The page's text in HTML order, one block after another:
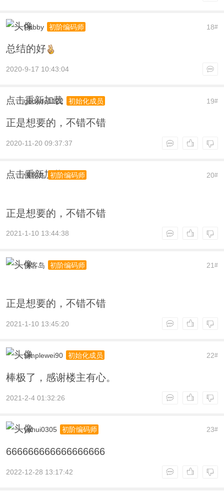
18#
Pobby 初阶编码师
总结的好
2020-9-17 10:43:04
点击重新加载 19#
gododo1122 初始化成员
正是想要的，不错不错
2020-11-20 09:37:37
点击重新加载 20#
侠客岛 初阶编码师
正是想要的，不错不错
2021-1-10 13:44:38
21#
侠客岛 初阶编码师
正是想要的，不错不错
2021-1-10 13:45:20
22#
simplewei90 初始化成员
棒极了，感谢楼主有心。
2021-2-4 01:32:26
23#
yuhui0305 初阶编码师
666666666666666666
2022-12-28 13:17:42